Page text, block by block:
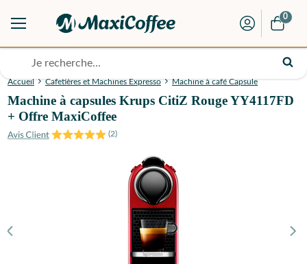
0
Accueil Cafetières et Machines Expresso Machine à café Capsule
Machine à capsules Krups CitiZ Rouge YY4117FD
+ Offre MaxiCoffee
(2)